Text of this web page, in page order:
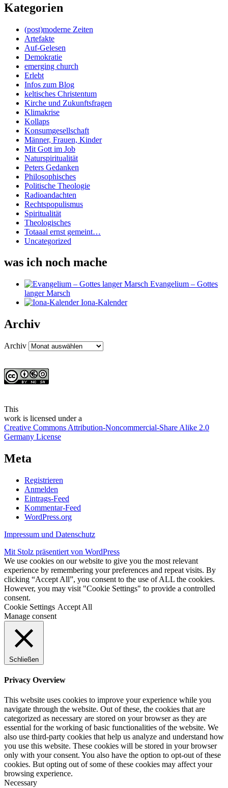
Kategorien
(post)moderne Zeiten
Artefakte
Auf-Gelesen
Demokratie
emerging church
Erlebt
Infos zum Blog
keltisches Christentum
Kirche und Zukunftsfragen
Klimakrise
Kollaps
Konsumgesellschaft
Männer, Frauen, Kinder
Mit Gott im Job
Naturspiritualität
Peters Gedanken
Philosophisches
Politische Theologie
Radioandachten
Rechtspopulismus
Spiritualität
Theologisches
Totaaal ernst gemeint…
Uncategorized
was ich noch mache
Evangelium – Gottes
langer Marsch
Iona-Kalender
Archiv
Archiv
This
work is licensed under a
Creative Commons Attribution-Noncommercial-Share Alike 2.0
Germany License
Meta
Registrieren
Anmelden
Eintrags-Feed
Kommentar-Feed
WordPress.org
Impressum und Datenschutz
Mit Stolz präsentiert von WordPress
We use cookies on our website to give you the most relevant
experience by remembering your preferences and repeat visits. By
clicking “Accept All”, you consent to the use of ALL the cookies.
However, you may visit "Cookie Settings" to provide a controlled
consent.
Cookie Settings Accept All
Manage consent
Schließen
Privacy Overview
This website uses cookies to improve your experience while you
navigate through the website. Out of these, the cookies that are
categorized as necessary are stored on your browser as they are
essential for the working of basic functionalities of the website. We
also use third-party cookies that help us analyze and understand how
you use this website. These cookies will be stored in your browser
only with your consent. You also have the option to opt-out of these
cookies. But opting out of some of these cookies may affect your
browsing experience.
Necessary